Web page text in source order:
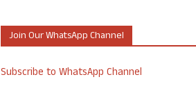
Join Our WhatsApp Channel
Subscribe to WhatsApp Channel